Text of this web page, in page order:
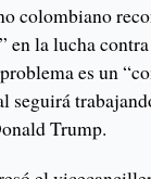
colombiano
en la lucha
es un
seguirá
Trump.